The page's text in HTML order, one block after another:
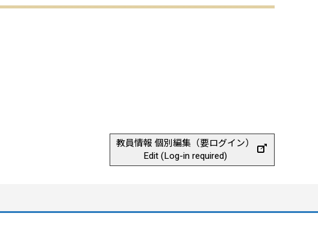
教員情報 個別編集（要ログイン）
Edit (Log-in required)